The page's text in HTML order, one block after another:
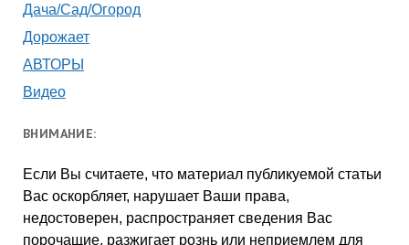
Дача/Сад/Огород
Дорожает
АВТОРЫ
Видео
ВНИМАНИЕ:
Если Вы считаете, что материал публикуемой статьи
Вас оскорбляет, нарушает Ваши права,
недостоверен, распространяет сведения Вас
порочащие, разжигает рознь или неприемлем для